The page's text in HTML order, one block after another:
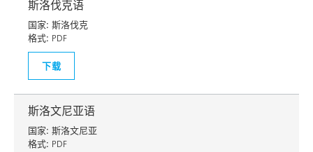
斯洛伐克语
国家: 斯洛伐克
格式: PDF
下载
斯洛文尼亚语
国家: 斯洛文尼亚
格式: PDF